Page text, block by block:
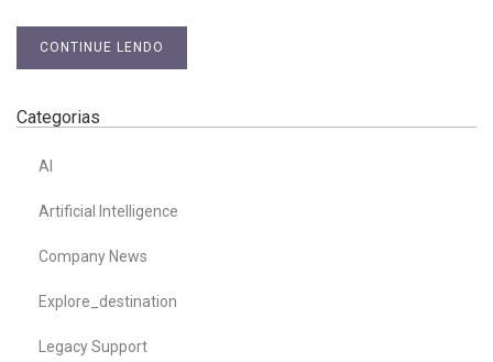
CONTINUE LENDO
Categorias
AI
Artificial Intelligence
Company News
Explore_destination
Legacy Support